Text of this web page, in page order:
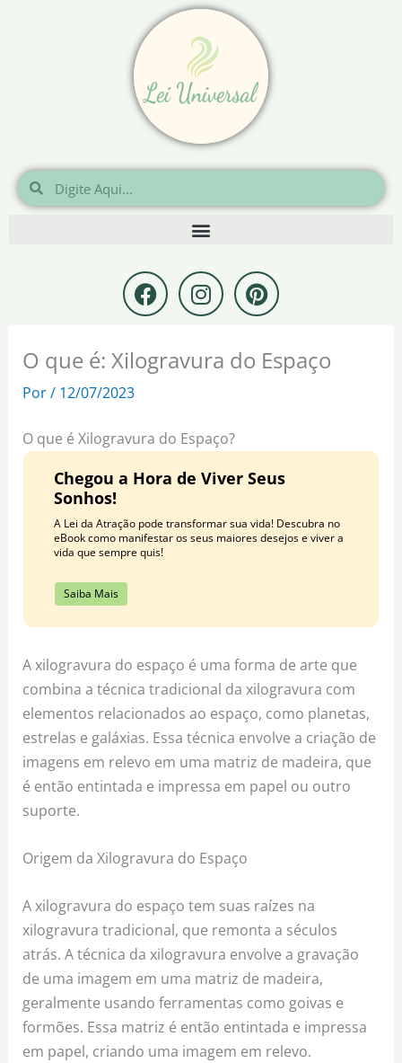
Pesquisar
Pesquisar
F
a
c
e
b
k
I
n
s
t
a
a
m
P
i
n
t
e
t
O que é: Xilogravura do Espaço
Por/ 12/07/2023
O que é Xilogravura do Espaço?
Chegou a Hora de Viver Seus
Sonhos!
A Lei da Atração pode transformar sua vida! Descubra no
eBook como manifestar os seus maiores desejos e viver a
vida que sempre quis!
Saiba Mais
A xilogravura do espaço é uma forma de arte que
combina a técnica tradicional da xilogravura com
elementos relacionados ao espaço, como planetas,
estrelas e galáxias. Essa técnica envolve a criação de
imagens em relevo em uma matriz de madeira, que
é então entintada e impressa em papel ou outro
suporte.
Origem da Xilogravura do Espaço
A xilogravura do espaço tem suas raízes na
xilogravura tradicional, que remonta a séculos
atrás. A técnica da xilogravura envolve a gravação
de uma imagem em uma matriz de madeira,
geralmente usando ferramentas como goivas e
formões. Essa matriz é então entintada e impressa
em papel, criando uma imagem em relevo.